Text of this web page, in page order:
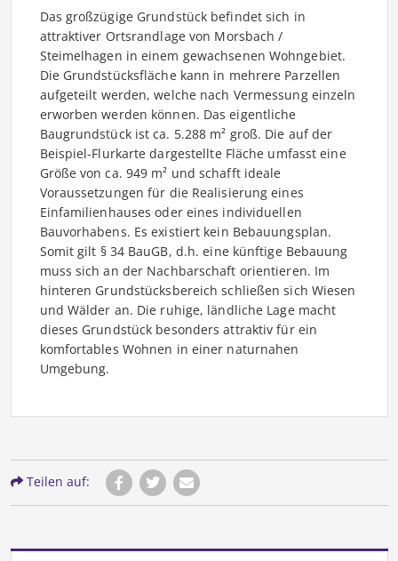
Das großzügige Grundstück befindet sich in
attraktiver Ortsrandlage von Morsbach /
Steimelhagen in einem gewachsenen Wohngebiet.
Die Grundstücksfläche kann in mehrere Parzellen
aufgeteilt werden, welche nach Vermessung einzeln
erworben werden können. Das eigentliche
Baugrundstück ist ca. 5.288 m² groß. Die auf der
Beispiel-Flurkarte dargestellte Fläche umfasst eine
Größe von ca. 949 m² und schafft ideale
Voraussetzungen für die Realisierung eines
Einfamilienhauses oder eines individuellen
Bauvorhabens. Es existiert kein Bebauungsplan.
Somit gilt § 34 BauGB, d.h. eine künftige Bebauung
muss sich an der Nachbarschaft orientieren. Im
hinteren Grundstücksbereich schließen sich Wiesen
und Wälder an. Die ruhige, ländliche Lage macht
dieses Grundstück besonders attraktiv für ein
komfortables Wohnen in einer naturnahen
Umgebung.
Teilen auf: